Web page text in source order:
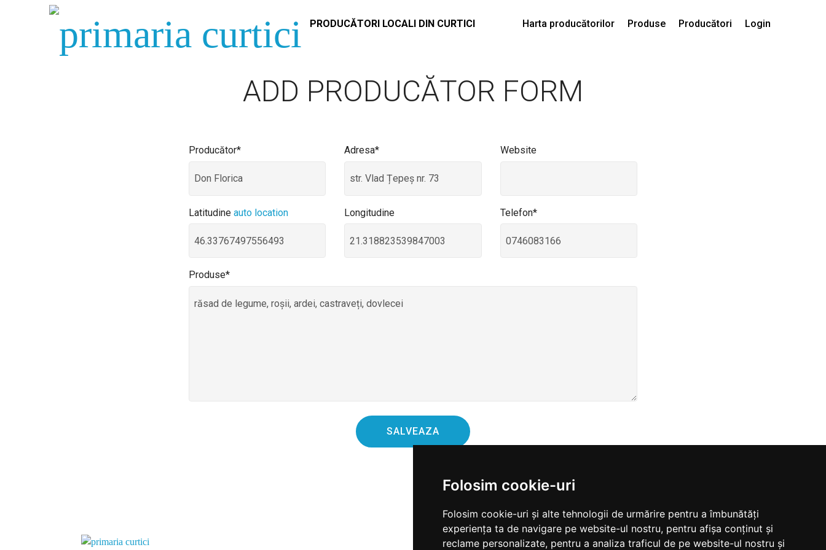
Folosim cookie-uri
Folosim cookie-uri și alte tehnologii de urmărire pentru a îmbunătăți
experiența ta de navigare pe website-ul nostru, pentru afișa conținut și
reclame personalizate, pentru a analiza traficul de pe website-ul nostru și
PRODUCĂTORI LOCALI DIN CURTICI Harta producătorilor Produse Producători Login
ADD PRODUCĂTOR FORM
Producător* Adresa* Website
Latitudine auto location Longitudine Telefon*
Produse*
SALVEAZA
DESPRE PROIECT GDPR